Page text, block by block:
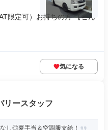
限定可）お持ちの方 【こん
気になる
リースタッフ
し◎夏手当＆空調服支給！